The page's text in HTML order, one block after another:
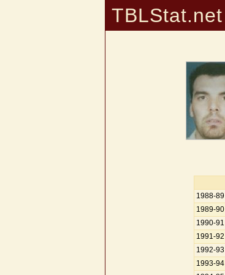
TBLStat.net
1988-89
1989-90
1990-91
1991-92
1992-93
1993-94